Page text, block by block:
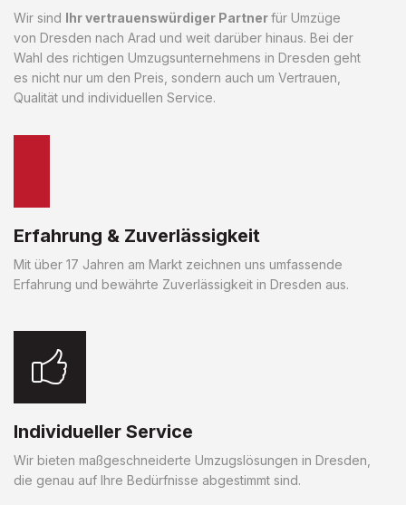
Wir sind Ihr vertrauenswürdiger Partnerfür Umzüge
von Dresden nach Arad und weit darüber hinaus. Bei der
Wahl des richtigen Umzugsunternehmens in Dresden geht
es nicht nur um den Preis, sondern auch um Vertrauen,
Qualität und individuellen Service.
Erfahrung & Zuverlässigkeit
Mit über 17 Jahren am Markt zeichnen uns umfassende
Erfahrung und bewährte Zuverlässigkeit in Dresden aus.
Individueller Service
Wir bieten maßgeschneiderte Umzugslösungen in Dresden,
die genau auf Ihre Bedürfnisse abgestimmt sind.